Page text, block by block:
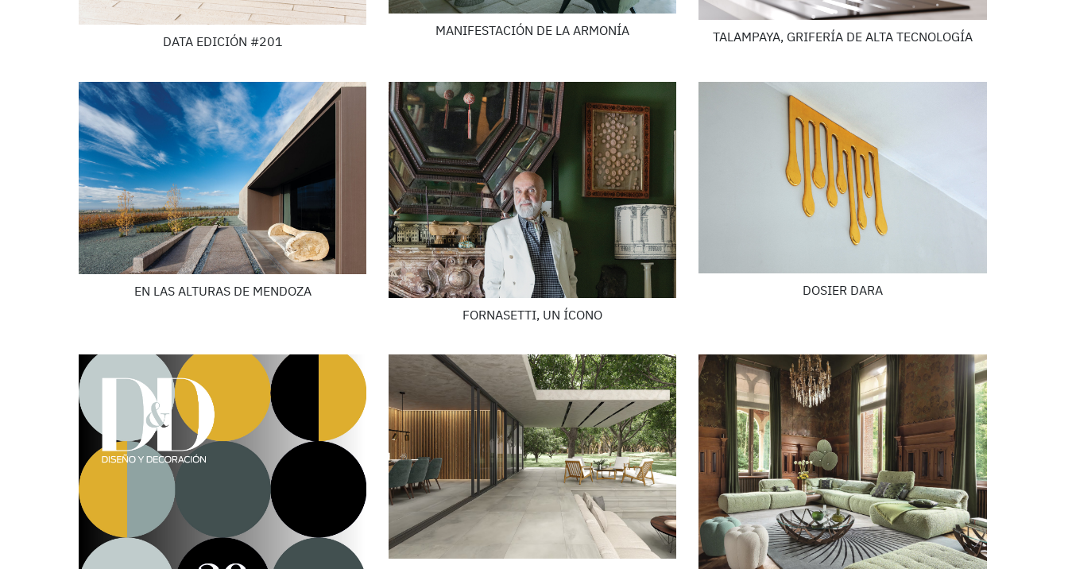
DATA EDICIÓN #201
MANIFESTACIÓN DE LA ARMONÍA TALAMPAYA, GRIFERÍA DE ALTA TECNOLOGÍA
EN LAS ALTURAS DE MENDOZA
FORNASETTI, UN ÍCONO
DOSIER DARA